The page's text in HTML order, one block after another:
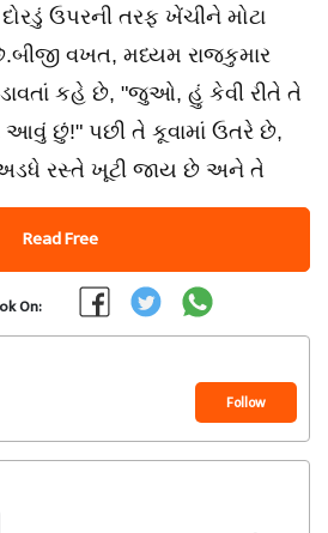
ઉપરની તરફ ખેંચીને મોટા
વખત, મધ્યમ રાજકુમાર
કહે છે, "જુઓ, હું કેવી રીતે તે
આવું છું!" પછી તે કૂવામાં ઉતરે છે,
રસ્તે ખૂટી જાય છે અને તે
Read Free
On:
Follow